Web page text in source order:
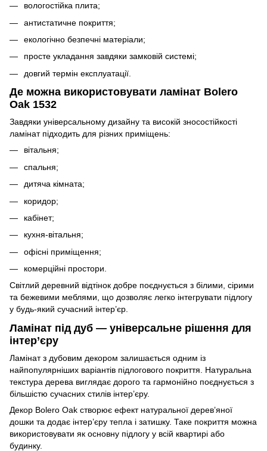
вологостійка плита;
антистатичне покриття;
екологічно безпечні матеріали;
просте укладання завдяки замковій системі;
довгий термін експлуатації.
Де можна використовувати ламінат Bolero
Oak 1532
Завдяки універсальному дизайну та високій зносостійкості
ламінат підходить для різних приміщень:
вітальня;
спальня;
дитяча кімната;
коридор;
кабінет;
кухня-вітальня;
офісні приміщення;
комерційні простори.
Світлий деревний відтінок добре поєднується з білими, сірими
та бежевими меблями, що дозволяє легко інтегрувати підлогу
у будь-який сучасний інтер’єр.
Ламінат під дуб — універсальне рішення для
інтер’єру
Ламінат з дубовим декором залишається одним із
найпопулярніших варіантів підлогового покриття. Натуральна
текстура дерева виглядає дорого та гармонійно поєднується з
більшістю сучасних стилів інтер’єру.
Декор Bolero Oak створює ефект натуральної дерев’яної
дошки та додає інтер’єру тепла і затишку. Таке покриття можна
використовувати як основну підлогу у всій квартирі або
будинку.